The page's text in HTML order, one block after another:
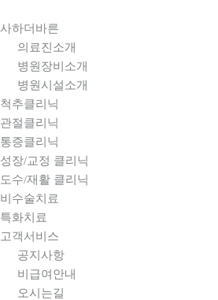
건너뛰기
사하더바른
의료진소개
병원장비소개
병원시설소개
척추클리닉
관절클리닉
통증클리닉
성장/교정 클리닉
도수/재활 클리닉
비수술치료
특화치료
고객서비스
공지사항
비급여안내
오시는길